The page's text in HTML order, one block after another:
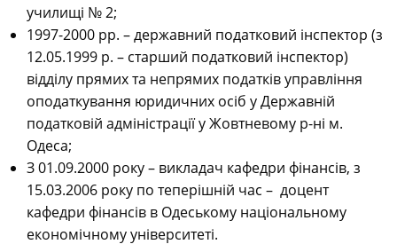
училищі № 2;
1997-2000 рр. – державний податковий інспектор (з
12.05.1999 р. – старший податковий інспектор)
відділу прямих та непрямих податків управління
оподаткування юридичних осіб у Державній
податковій адміністрації у Жовтневому р-ні м.
Одеса;
З 01.09.2000 року – викладач кафедри фінансів, з
15.03.2006 року по теперішній час – доцент
кафедри фінансів в Одеському національному
економічному університеті.